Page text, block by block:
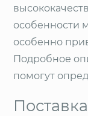
особенности
особенно
Подробное
помогут